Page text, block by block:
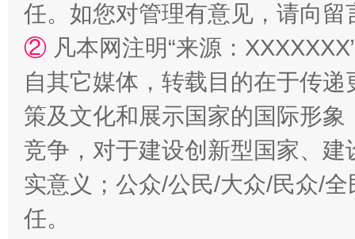
如何以同查同治破解风腐交织难题 养老服
任。如您对管理有意见，请向
② 凡本网注明“来源：
自其它媒体，转载目的在于传
策及文化和展示国家的国际形
竞争，对于建设创新型国家、
实意义；公众/公民/大众/民众/
任。